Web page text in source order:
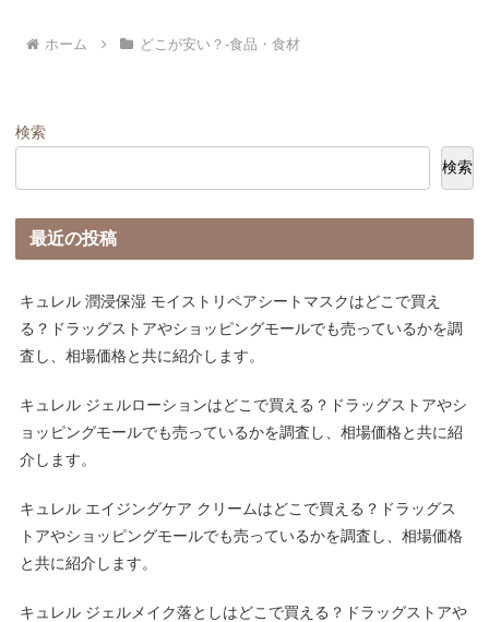
ホーム どこが安い？-食品・食材
検索
検索
最近の投稿
キュレル 潤浸保湿 モイストリペアシートマスクはどこで買え
る？ドラッグストアやショッピングモールでも売っているかを調
査し、相場価格と共に紹介します。
キュレル ジェルローションはどこで買える？ドラッグストアやシ
ョッピングモールでも売っているかを調査し、相場価格と共に紹
介します。
キュレル エイジングケア クリームはどこで買える？ドラッグス
トアやショッピングモールでも売っているかを調査し、相場価格
と共に紹介します。
キュレル ジェルメイク落としはどこで買える？ドラッグストアや